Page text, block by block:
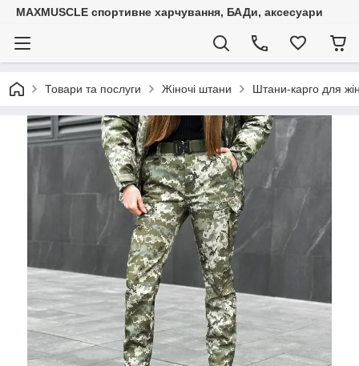
MAXMUSCLE спортивне харчування, БАДи, аксесуари
Товари та послуги Жіночі штани Штани-карго для